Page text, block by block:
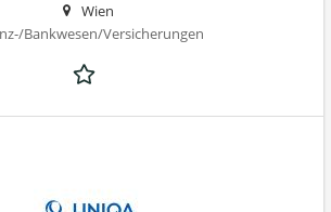
Wien
Bankwesen/Versicherungen